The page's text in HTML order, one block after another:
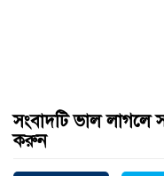
সংবাদটি ভাল লাগলে
করুন